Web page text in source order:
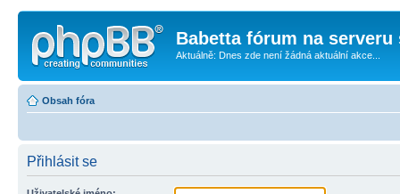
Babetta fórum na serveru
Aktuálně: Dnes zde není žádná aktuální akce...
Obsah fóra
Přihlásit se